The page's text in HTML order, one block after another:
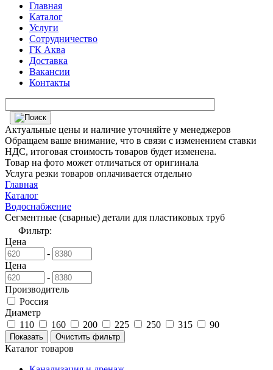
Главная
Каталог
Услуги
Сотрудничество
ГК Аква
Доставка
Вакансии
Контакты
Актуальные цены и наличие уточняйте у менеджеров
Обращаем ваше внимание, что в связи с изменением ставки
НДС, итоговая стоимость товаров будет изменена.
Товар на фото может отличаться от оригинала
Услуга резки товаров оплачивается отдельно
Главная
Каталог
Водоснабжение
Сегментные (сварные) детали для пластиковых труб
Фильтр:
Цена
-
Цена
-
Производитель
Россия
Диаметр
110
160 200 225 250 315 90
Каталог товаров